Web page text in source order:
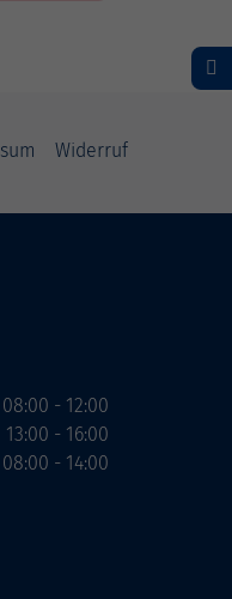
Widerruf
08:00 - 12:00
13:00 - 16:00
08:00 - 14:00